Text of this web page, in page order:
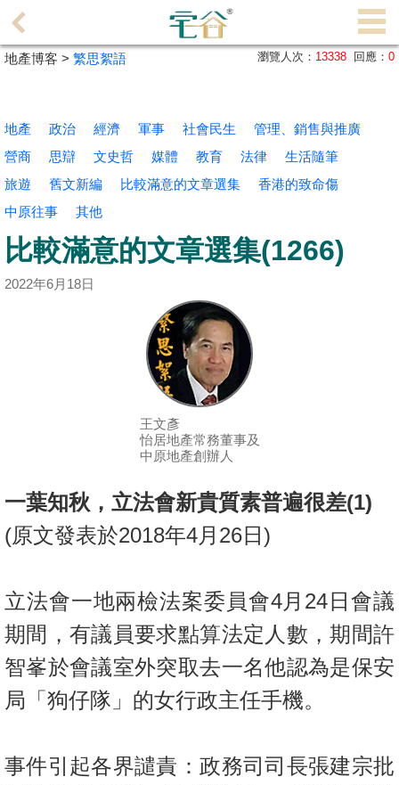
理
搵
樓/
成
交
業
產
博
客
產
新
聞
數
佈
地產博客 > 繁思絮語 瀏覽人次： 13338 回應： 0
地產 政治 經濟 軍事 社會民生
管理、銷售與推廣
營商
思辯 文史哲 媒體 教育 法律
生活隨筆
旅遊
舊文新編 比較滿意的文章選集
香港的致命傷
中原往事
其他
比較滿意的文章選集(1266)
2022年6月18日
王文彥
怡居地產常務董事及
中原地產創辦人
一葉知秋，立法會新貴質素普遍很差(1)
(原文發表於2018年4月 26日 )
立法會一地兩檢法案委員會4月 24 日會議
期間，有議員要求點算法定人數，期間許
智峯於會議室外突取去一名他認為是保安
局「狗仔隊」的女行政主任手機。
事件引起各界譴責：政務司司長張建宗批